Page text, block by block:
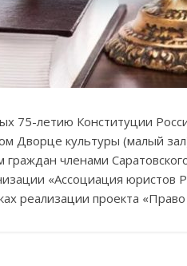
75-летию Конституции
Дворце культуры (малый
членами
«Ассоциация юристов
реализации проекта